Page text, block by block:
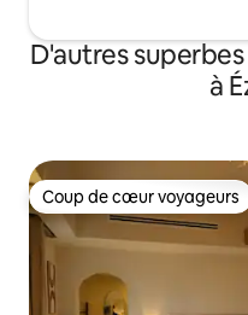
D'autres
à
Coup de cœur voyageurs
Coup de cœur voyageurs